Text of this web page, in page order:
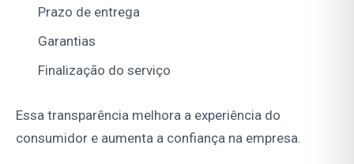
Prazo de entrega
Garantias
Finalização do serviço
Essa transparência melhora a experiência do
consumidor e aumenta a confiança na empresa.